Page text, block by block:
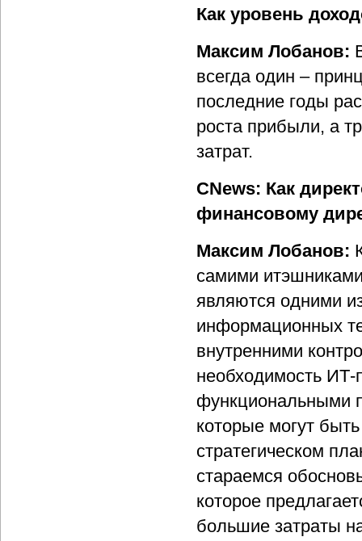
Как уровень
Максим Лобанов:
всегда один –
последние годы
роста прибыли, а
затрат.
CNews: Как
финансовому
Максим Лобанов:
самими
являются одними
информационных
внутренними
необходимость ИТ-
функциональными
которые могут
стратегическом
стараемся
которое
большие затраты